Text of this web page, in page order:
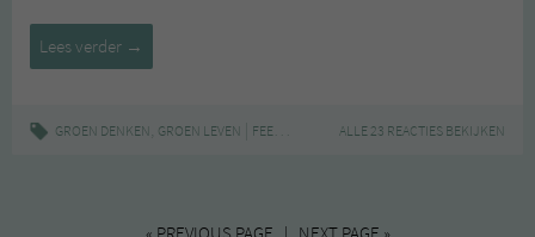
Lees verder Project
Positief
→
GROEN DENKEN, GROEN LEVEN FEELGOOD GROEN DENKEN,POSITIVITEIT,
ALLE 23 REACTIES BEKIJKEN